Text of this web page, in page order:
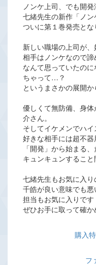
ノンケ上司、でも開
七緒先生の新作「ノン
ついに第１巻発売とな
新しい職場の上司が、
相手はノンケなので
なんて思っていたの
ちゃって…？
というまさかの展開か
優しくて無防備、身
介さん。
そしてイケメンでハ
好きな相手には超不器
「開発」から始まる
キュンキュンするこ
七緒先生もお気に入
千皓が良い意味でも悪
担当もお気に入りです
ぜひお手に取って確か
購入
フ